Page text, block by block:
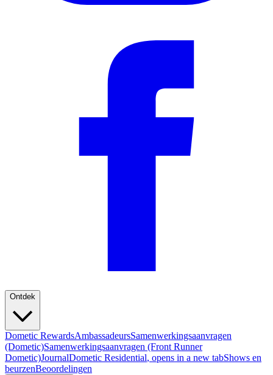
Ontdek
Dometic RewardsAmbassadeursSamenwerkingsaanvragen
(Dometic)Samenwerkingsaanvragen (Front Runner
Dometic)JournalDometic Residential, opens in a new tabShows en
beurzenBeoordelingen